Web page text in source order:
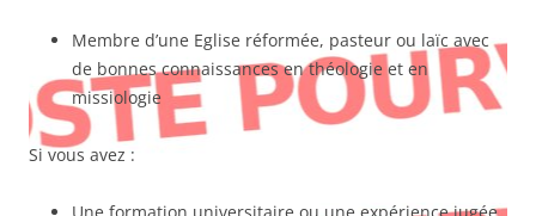
Membre d’une Eglise réformée, pasteur ou laïc avec
de bonnes connaissances en théologie et en
missiologie
Si vous avez :